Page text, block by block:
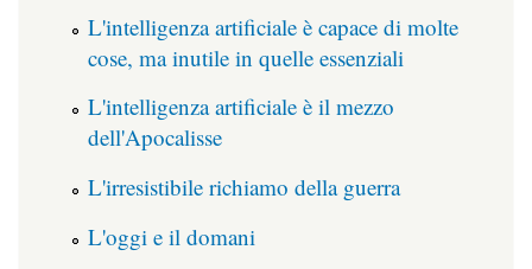
L'intelligenza artificiale è capace di molte
cose, ma inutile in quelle essenziali
L'intelligenza artificiale è il mezzo
dell'Apocalisse
L'irresistibile richiamo della guerra
L'oggi e il domani